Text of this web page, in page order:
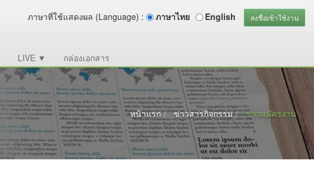
ภาษาที่ใช้แสดงผล (Language) : ภาษาไทย English ลงชื่อเข้าใช้งาน
LIVE ▼ กล่องเอกสาร
หน้าแรก ข่าวสารกิจกรรม ข่าวสมัครงาน